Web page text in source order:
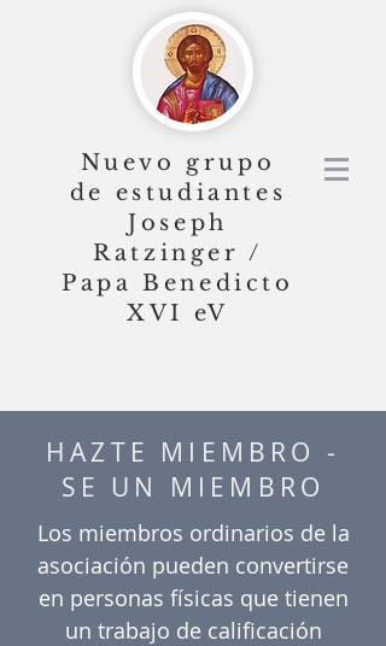
Nuevo grupo
de estudiantes
Joseph
Ratzinger /
Papa Benedicto
XVI
eV
HAZTE MIEMBRO -
SE UN MIEMBRO
Los miembros ordinarios de la
asociación pueden convertirse
en personas físicas que tienen
un trabajo de calificación